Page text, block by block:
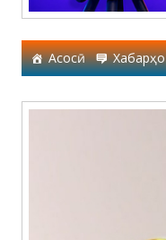
Асосӣ Хабарҳо